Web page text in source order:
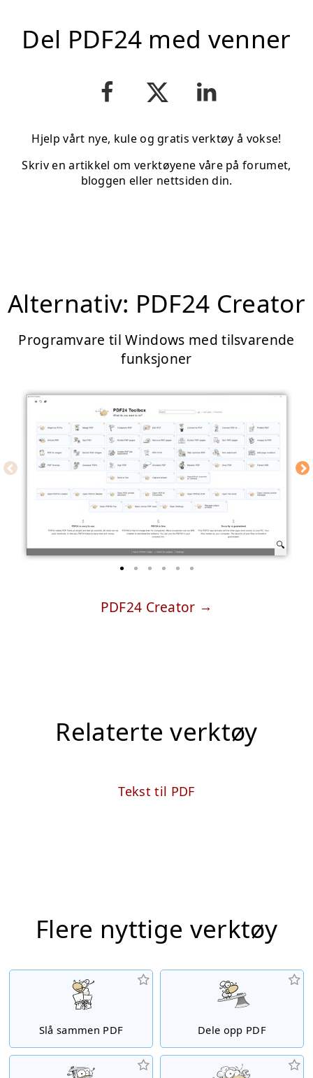
Del PDF24 med venner
Hjelp vårt nye, kule og gratis verktøy å vokse!
Skriv en artikkel om verktøyene våre på forumet,
bloggen eller nettsiden din.
Alternativ: PDF24 Creator
Programvare til Windows med tilsvarende
funksjoner
PDF24 Creator
Relaterte verktøy
Tekst til PDF
Flere nyttige verktøy
Slå sammen PDF Dele opp PDF